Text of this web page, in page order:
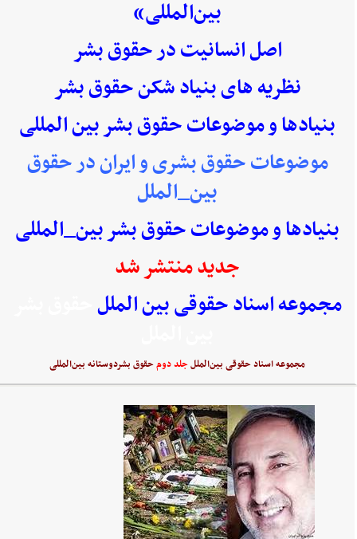
بین‌المللی»
اصل انسانیت در حقوق بشر
نظریه های بنیاد شکن حقوق بشر
بنیادها و موضوعات حقوق بشر بین المللی
موضوعات حقوق بشری و ایران در حقوق
بین_الملل
بنیادها و موضوعات حقوق بشر بین_المللی
جدید منتشر شد
مجموعه اسناد حقوقی بین الملل
مجموعه اسناد حقوقی بین‌المللجلد دومحقوق بشردوستانه بین‌المللی